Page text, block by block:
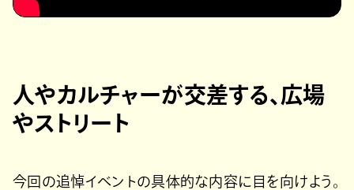
人やカルチャーが交差する、広場
やストリート
今回の追悼イベントの具体的な内容に目を向けよう。